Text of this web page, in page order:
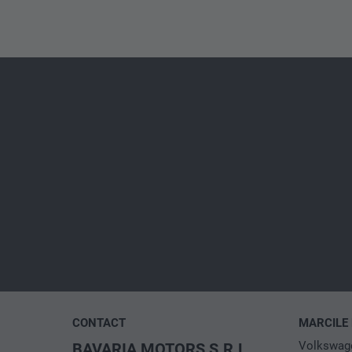
CONTACT
MARCILE